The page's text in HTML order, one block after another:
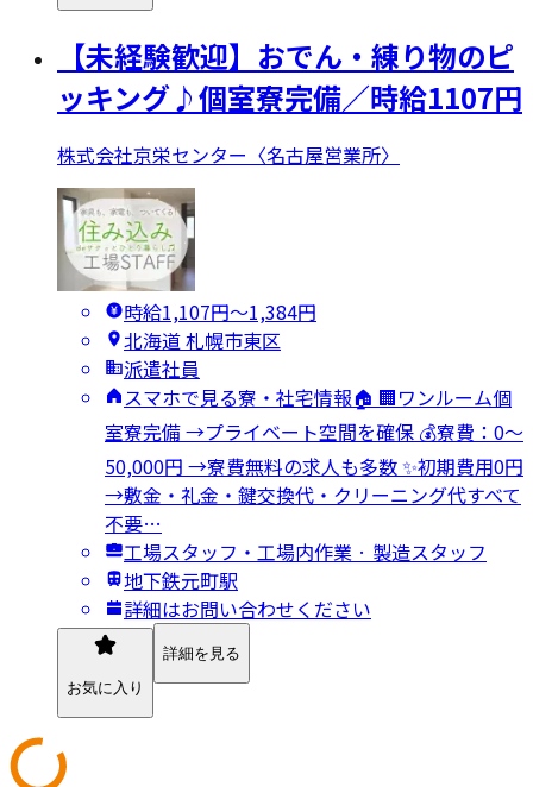
【未経験歓迎】おでん・練り物のピ
ッキング♪個室寮完備／時給1107円
株式会社京栄センター〈名古屋営業所〉
時給1,107円〜1,384円
北海道 札幌市東区
派遣社員
スマホで見る寮・社宅情報🏠 🏢ワンルーム個
室寮完備 →プライベート空間を確保 💰寮費：0～
50,000円 →寮費無料の求人も多数 ✨初期費用0円
→敷金・礼金・鍵交換代・クリーニング代すべて
不要…
工場スタッフ・工場内作業 · 製造スタッフ
地下鉄元町駅
詳細はお問い合わせください
お気に入り
詳細を見る